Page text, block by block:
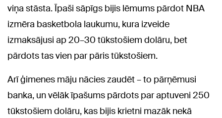
viņa stāsta. Īpaši sāpīgs bijis lēmums pārdot NBA
izmēra basketbola laukumu, kura izveide
izmaksājusi ap 20–30 tūkstošiem dolāru, bet
pārdots tas vien par pāris tūkstošiem.
Arī ģimenes māju nācies zaudēt – to pārņēmusi
banka, un vēlāk īpašums pārdots par aptuveni 250
tūkstošiem dolāru, kas bijis krietni mazāk nekā